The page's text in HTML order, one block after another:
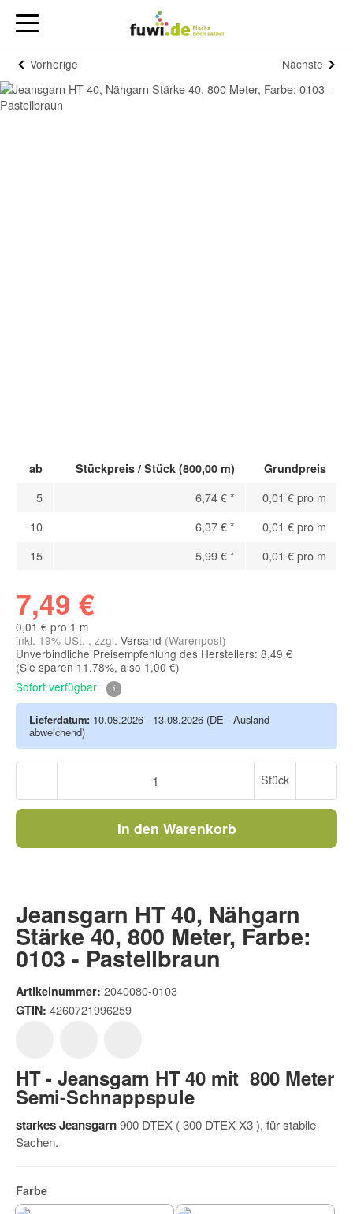
Vorherige Nächste
ab Stückpreis / Stück (800,00 m) Grundpreis
5 6,74 €*
0,01 € pro m
10
6,37 €*
0,01 € pro m
15
5,99 €* 0,01 € pro m
7,49 €
0,01 € pro 1 m
inkl. 19% USt. , zzgl. Versand (Warenpost)
Unverbindliche Preisempfehlung des Herstellers: 8,49 €
(Sie sparen 11.78%, also 1,00 €)
Sofort verfügbar
Lieferdatum: 10.08.2026 - 13.08.2026 (DE - Ausland
abweichend)
Stück
In den Warenkorb
Jeansgarn HT 40, Nähgarn
Stärke 40, 800 Meter, Farbe:
0103 - Pastellbraun
Artikelnummer: 2040080-0103
GTIN: 4260721996259
HT - Jeansgarn HT 40 mit 800 Meter
Semi-Schnappspule
starkes Jeansgarn900 DTEX ( 300 DTEX X3 ), für stabile
Sachen.
Farbe